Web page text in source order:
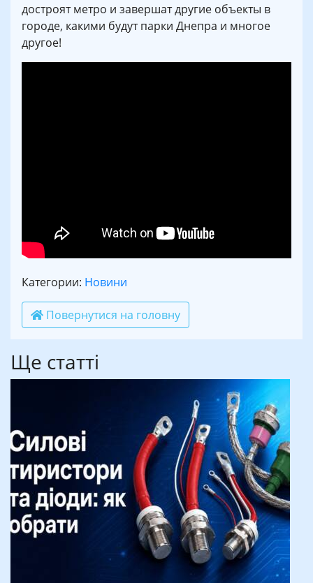
достроят метро и завершат другие объекты в
городе, какими будут парки Днепра и многое
другое!
Категории: Новини
Повернутися на головну
Ще статті